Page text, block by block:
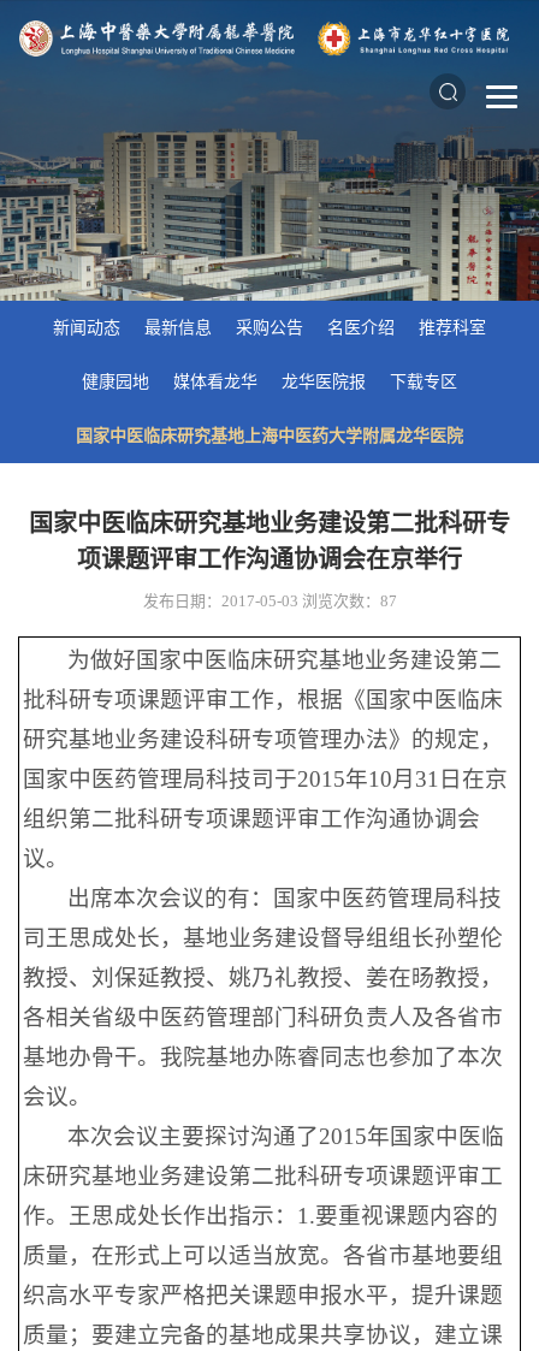
新闻动态 最新信息 采购公告 名医介绍 推荐科室
健康园地 媒体看龙华 龙华医院报 下载专区
国家中医临床研究基地上海中医药大学附属龙华医院
国家中医临床研究基地业务建设第二批科研专
项课题评审工作沟通协调会在京举行
发布日期：2017-05-03 浏览次数： 87
为做好国家中医临床研究基地业务建设第二
批科研专项课题评审工作，根据《国家中医临床
研究基地业务建设科研专项管理办法》的规定，
国家中医药管理局科技司于2015年10月31日在京
组织第二批科研专项课题评审工作沟通协调会
议。
出席本次会议的有：国家中医药管理局科技
司王思成处长，基地业务建设督导组组长孙塑伦
教授、刘保延教授、姚乃礼教授、姜在旸教授，
各相关省级中医药管理部门科研负责人及各省市
基地办骨干。我院基地办陈睿同志也参加了本次
会议。
本次会议主要探讨沟通了2015年国家中医临
床研究基地业务建设第二批科研专项课题评审工
作。王思成处长作出指示：1.要重视课题内容的
质量，在形式上可以适当放宽。各省市基地要组
织高水平专家严格把关课题申报水平，提升课题
质量；要建立完备的基地成果共享协议，建立课